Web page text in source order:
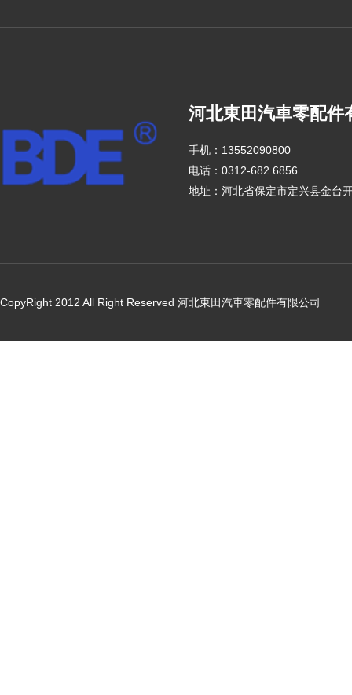
河北東田汽車零配件
手机：13552090800
电话：0312-682 6856
地址：河北省保定市定兴县金台
CopyRight 2012 All Right Reserved 河北東田汽車零配件有限公司